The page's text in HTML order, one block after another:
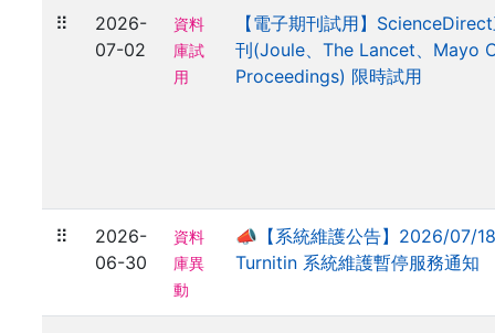
⠿
2026-
07-02
資料
庫試
用
【電子期刊試用】
刊(Joule、The Lancet、Mayo
Proceedings) 限時試用
⠿
2026-
06-30
資料
庫異
動
📣【系統維護公告】2026/07/
Turnitin 系統維護暫停服務通知